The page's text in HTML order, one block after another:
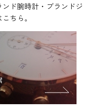
ド腕時計・ブランドジ
ちら。